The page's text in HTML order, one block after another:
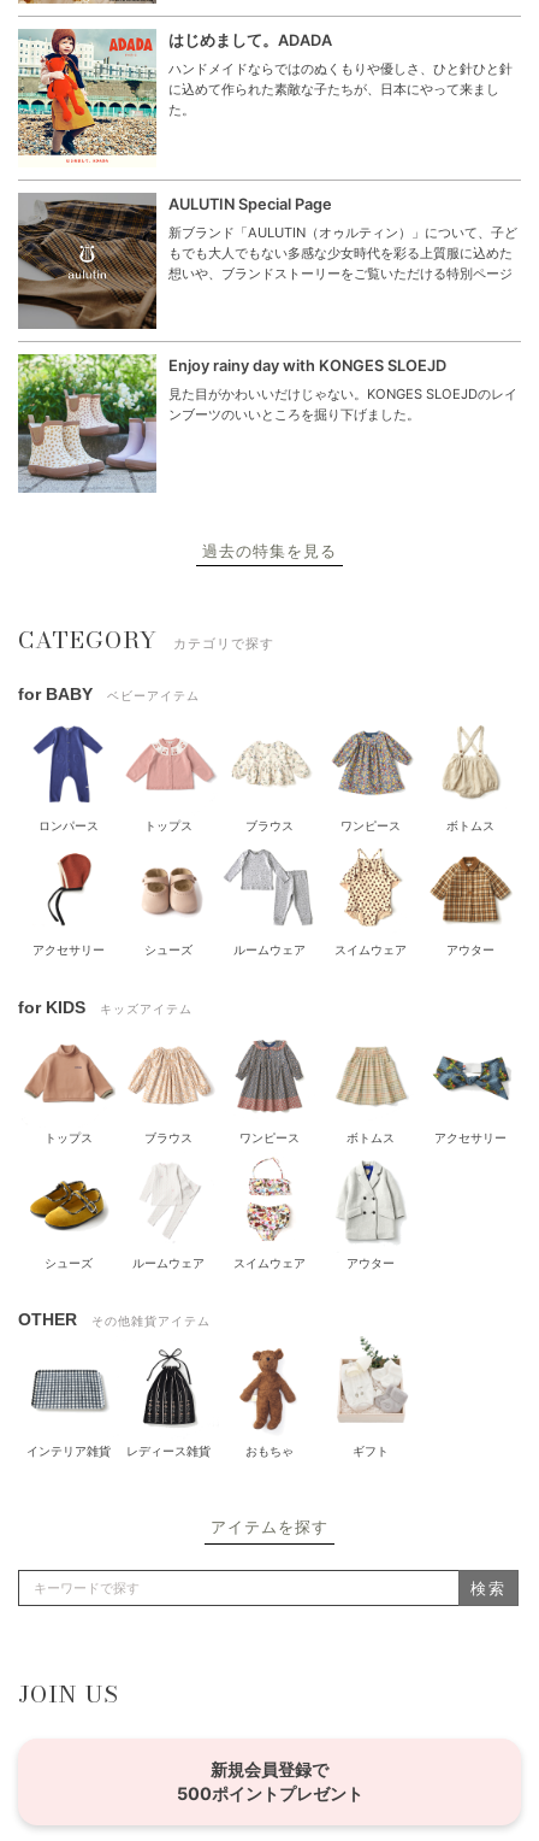
はじめまして。ADADA
ハンドメイドならではのぬくもりや優しさ、ひと針ひと針
に込めて作られた素敵な子たちが、日本にやって来まし
た。
AULUTIN Special Page
新ブランド「AULUTIN（オゥルティン）」について、子ど
もでも大人でもない多感な少女時代を彩る上質服に込めた
想いや、ブランドストーリーをご覧いただける特別ページ
Enjoy rainy day with KONGES SLOEJD
見た目がかわいいだけじゃない。KONGES SLOEJDのレイ
ンブーツのいいところを掘り下げました。
過去の特集を見る
CATEGORY カテゴリで探す
for BABY ベビーアイテム
ロンパース トップス ブラウス ワンピース ボトムス
アクセサリー シューズ ルームウェア スイムウェア アウター
for KIDS キッズアイテム
トップス ブラウス ワンピース ボトムス アクセサリー
シューズ ルームウェア スイムウェア アウター
OTHER その他雑貨アイテム
インテリア雑貨 レディース雑貨 おもちゃ ギフト
アイテムを探す
検索
JOIN US
新規会員登録で
500ポイントプレゼント